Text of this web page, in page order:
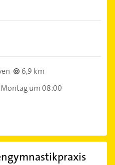
6,9 km
um 08:00